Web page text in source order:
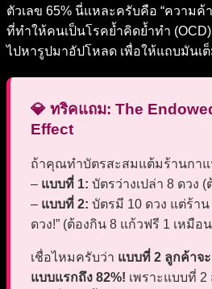
ตัวเลข 65% นี่แหละครับคือ “ความค้า
ที่ทำให้คนเป็นโรคย้ำคิดย้ำทำ
ไปหารูปมาอัปโหลด เพื่อให้แถบมันเต็
💎 ทริคแถม: The
Effect
ถ้าคุณทำบัตรสะสมแต้มร้านกาแ
– แบบที่ 1: บัตรว่างเปล่า 8 ดวง
– แบบที่ 2: บัตรมี 10 ดวง แต่ร้า
ดวง!” (ต้องกิน 8 แก้วฟรี 1 เหมือ
เชื่อไหมครับว่า แบบที่ 2 ลูกค้าจ
แบบแรกถึง 82%! เพราะแบบที่ 2